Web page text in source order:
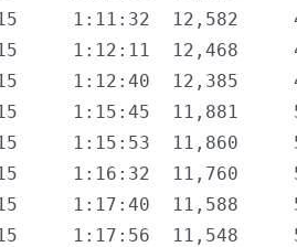
1:11:32  12,582
1:12:11  12,468
1:12:40  12,385
1:15:45  11,881
1:15:53  11,860
1:16:32  11,760
1:17:40  11,588
1:17:56  11,548